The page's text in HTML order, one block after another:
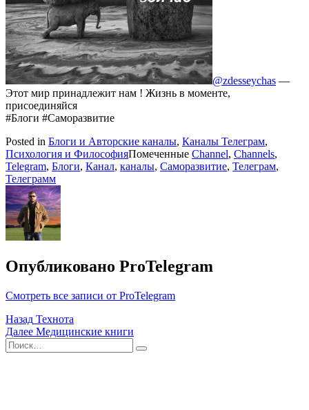
@zdesseychas —
Этот мир принадлежит нам ! Жизнь в моменте,
присоединяйся
#Блоги #Саморазвитие
Posted in Блоги и Авторские каналы, Каналы Телеграм,
Психология и ФилософияПомеченные Channel, Channels,
Telegram, Блоги, Канал, каналы, Саморазвитие, Телеграм,
Телеграмм
Опубликовано ProTelegram
Смотреть все записи от ProTelegram
Навигация
по
записям
Назад Технота
Далее Медицинские книги
Поиск
Найти